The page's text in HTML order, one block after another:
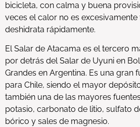
bicicleta, con calma y buena
veces el calor no es
deshidrata rápidamente.
El Salar de Atacama es el tercero
por detrás del Salar de Uyuni en
Grandes en Argentina. Es una gran
para Chile, siendo el mayor
también una de las mayores
potasio, carbonato de litio, sulfato
bórico y sales de magnesio.